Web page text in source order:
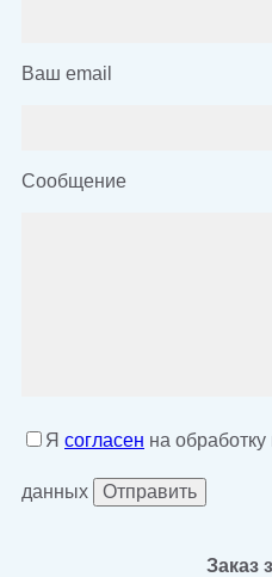
Ваш email
Сообщение
Я согласен на
данных
Заказ